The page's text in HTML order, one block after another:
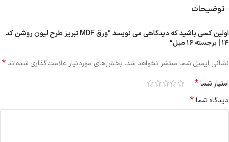
توضیحات
اولین کسی باشید که دیدگاهی می نویسد “ورق MDF تبریز طرح لیون روشن کد
۱۴ | برجسته ۱۶ میل”
نشانی ایمیل شما منتشر نخواهد شد. بخش‌های موردنیاز علامت‌گذاری شده‌اند*
امتیاز شما*
دیدگاه شما*